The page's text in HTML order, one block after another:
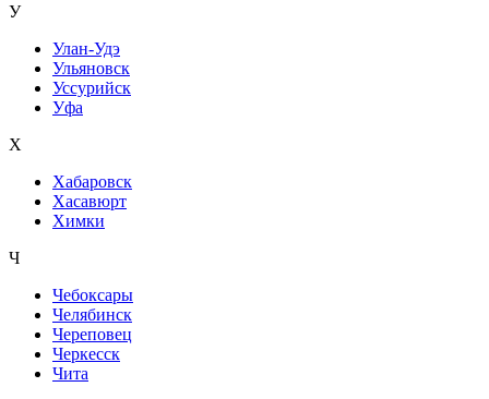
У
Улан-Удэ
Ульяновск
Уссурийск
Уфа
Х
Хабаровск
Хасавюрт
Химки
Ч
Чебоксары
Челябинск
Череповец
Черкесск
Чита